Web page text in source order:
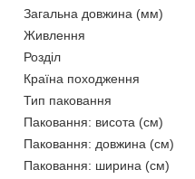
Загальна довжина (мм)
Живлення
Розділ
Країна походження
Тип паковання
Паковання: висота (см)
Паковання: довжина (см)
Паковання: ширина (см)